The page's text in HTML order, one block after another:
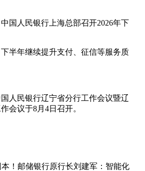
中国人民银行上海总部召开2026年下
半年继续提升支付、征信等服务质
人民银行辽宁省分行工作会议暨辽
会议于8月4日召开。
！邮储银行原行长刘建军：智能化